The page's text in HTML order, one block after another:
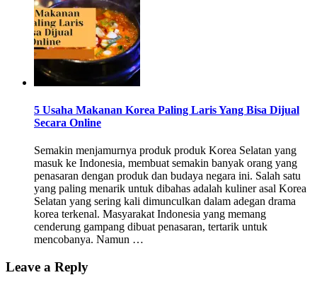
5 Usaha Makanan Korea Paling Laris Yang Bisa Dijual
Secara Online
Semakin menjamurnya produk produk Korea Selatan yang
masuk ke Indonesia, membuat semakin banyak orang yang
penasaran dengan produk dan budaya negara ini. Salah satu
yang paling menarik untuk dibahas adalah kuliner asal Korea
Selatan yang sering kali dimunculkan dalam adegan drama
korea terkenal. Masyarakat Indonesia yang memang
cenderung gampang dibuat penasaran, tertarik untuk
mencobanya. Namun …
Leave a Reply